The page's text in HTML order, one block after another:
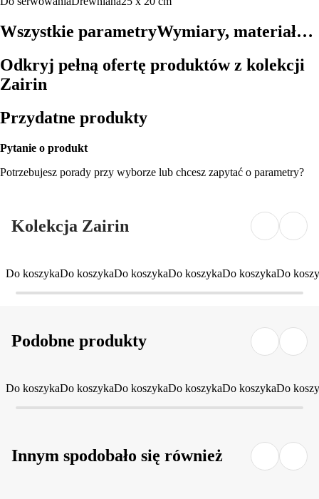
Wszystkie parametryWymiary, materiał…
Odkryj pełną ofertę produktów z kolekcji
Zairin
Przydatne produkty
Pytanie o produkt
Potrzebujesz porady przy wyborze lub chcesz zapytać o parametry?
Kolekcja Zairin
Do koszykaDo koszykaDo koszykaDo koszykaDo koszykaDo
Podobne produkty
Do koszykaDo koszykaDo koszykaDo koszykaDo koszykaDo
Innym spodobało się również